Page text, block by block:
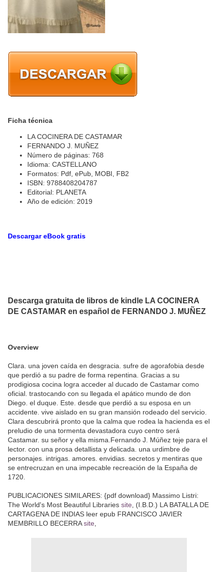
Ficha técnica
LA COCINERA DE CASTAMAR
FERNANDO J. MUÑEZ
Número de páginas: 768
Idioma: CASTELLANO
Formatos: Pdf, ePub, MOBI, FB2
ISBN: 9788408204787
Editorial: PLANETA
Año de edición: 2019
Descargar eBook gratis
Descarga gratuita de libros de kindle LA COCINERA
DE CASTAMAR en español de FERNANDO J. MUÑEZ
Overview
Clara. una joven caída en desgracia. sufre de agorafobia desde
que perdió a su padre de forma repentina. Gracias a su
prodigiosa cocina logra acceder al ducado de Castamar como
oficial. trastocando con su llegada el apático mundo de don
Diego. el duque. Este. desde que perdió a su esposa en un
accidente. vive aislado en su gran mansión rodeado del servicio.
Clara descubrirá pronto que la calma que rodea la hacienda es el
preludio de una tormenta devastadora cuyo centro será
Castamar. su señor y ella misma.Fernando J. Múñez teje para el
lector. con una prosa detallista y delicada. una urdimbre de
personajes. intrigas. amores. envidias. secretos y mentiras que
se entrecruzan en una impecable recreación de la España de
1720.
PUBLICACIONES SIMILARES: {pdf download} Massimo Listri:
The World's Most Beautiful Libraries site , (I.B.D.) LA BATALLA DE
CARTAGENA DE INDIAS leer epub FRANCISCO JAVIER
MEMBRILLO BECERRAsite